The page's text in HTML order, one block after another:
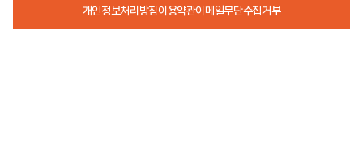
개인정보처리방침이용약관이메일무단수집거부